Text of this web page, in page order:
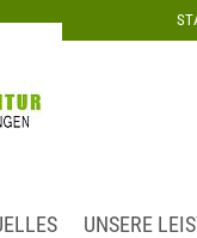
UNSERE